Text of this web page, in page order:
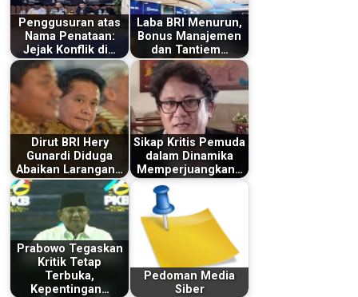
Penggusuran atas
Nama Penataan:
Jejak Konflik di…
Laba BRI Menurun,
Bonus Manajemen
dan Tantiem…
Dirut BRI Hery
Gunardi Diduga
Abaikan Larangan…
Sikap Kritis Pemuda
dalam Dinamika
Memperjuangkan…
Prabowo Tegaskan
Kritik Tetap
Terbuka,
Kepentingan…
Pedoman Media
Siber